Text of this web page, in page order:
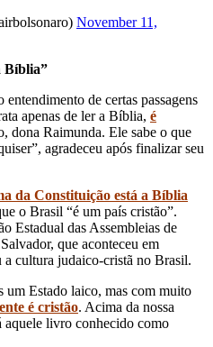
November 11,
Bíblia”
de certas passagens
apenas de ler a Bíblia, é
dona Raimunda. Ele sabe o que
agradeceu após finalizar seu
da Constituição está a Bíblia
o Brasil “é um país cristão”.
Estadual das Assembleias de
que aconteceu em
cultura judaico-cristã no Brasil.
um Estado laico, mas com muito
é cristão. Acima da nossa
aquele livro conhecido como